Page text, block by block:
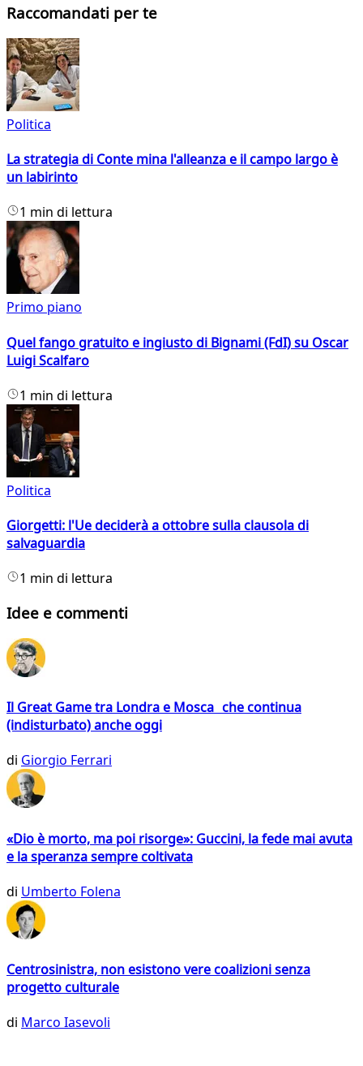
Raccomandati per te
Politica
La strategia di Conte mina l'alleanza e il campo largo è
un labirinto
1 min di lettura
Primo piano
Quel fango gratuito e ingiusto di Bignami (FdI) su Oscar
Luigi Scalfaro
1 min di lettura
Politica
Giorgetti: l'Ue deciderà a ottobre sulla clausola di
salvaguardia
1 min di lettura
Idee e commenti
Il Great Game tra Londra e Mosca che continua
(indisturbato) anche oggi
di Giorgio Ferrari
«Dio è morto, ma poi risorge»: Guccini, la fede mai avuta
e la speranza sempre coltivata
di Umberto Folena
Centrosinistra, non esistono vere coalizioni senza
progetto culturale
di Marco Iasevoli